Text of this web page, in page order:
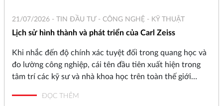
21/07/2026 - TIN ĐẦU TƯ - CÔNG NGHỆ - KỸ THUẬT
Lịch sử hình thành và phát triển của Carl Zeiss
Khi nhắc đến độ chính xác tuyệt đối trong quang học và
đo lường công nghiệp, cái tên đầu tiên xuất hiện trong
tâm trí các kỹ sư và nhà khoa học trên toàn thế giới
và phát triển, từ một xưởng cơ khí chính xác nhỏ bé tại
ĐỌC THÊM